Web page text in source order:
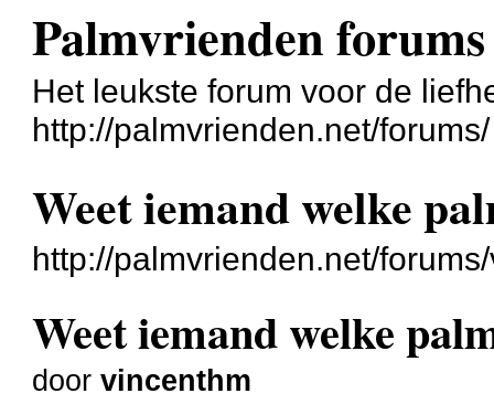
Palmvrienden forums
Het leukste forum voor de
http://palmvrienden.net/forums/
Weet iemand welke
http://palmvrienden.net/
Weet iemand welke
doorvincenthm